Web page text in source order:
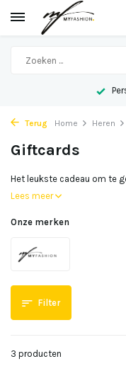
Terug Home Heren
Giftcards
Het leukste cadeau om te
Lees meer
Onze merken
Filter
3 producten